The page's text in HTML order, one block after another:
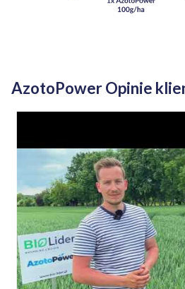
AzotoPower Opinie